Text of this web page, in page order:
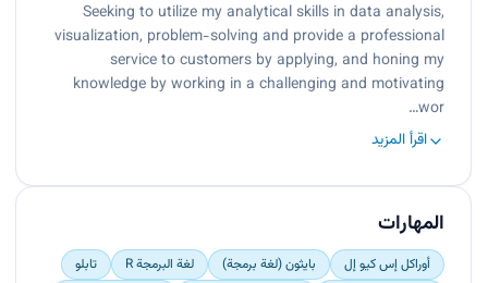
Seeking to utilize my analytical skills in data analysis,
visualization, problem-solving and provide a professional
service to customers by applying, and honing my
knowledge by working in a challenging and motivating
wor…
اقرأ المزيد
المهارات
أوراكل إس كيو إل بايثون (لغة برمجة) لغة البرمجة R
تابلو